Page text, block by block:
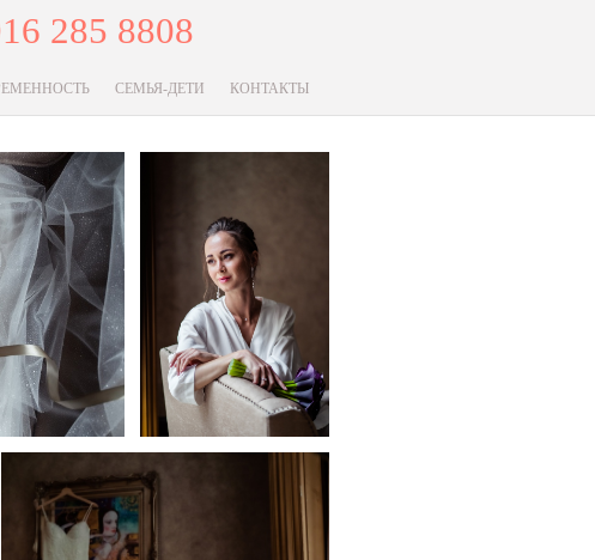
285 8808
СЕМЬЯ-ДЕТИ КОНТАКТЫ